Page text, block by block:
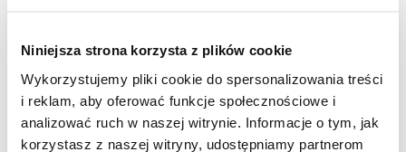
Niniejsza strona korzysta z plików cookie
Wykorzystujemy pliki cookie do spersonalizowania treści
i reklam, aby oferować funkcje społecznościowe i
analizować ruch w naszej witrynie. Informacje o tym, jak
korzystasz z naszej witryny, udostępniamy partnerom
Konferencja będzie przestrzenią do wymiany
doświadczeń, prezentacji dobrych praktyk oraz
rozmowy o przyszłości designu jako ważnego
elementu wspierającego innowacyjność,
przedsiębiorczość i rozwój społeczny regionu.